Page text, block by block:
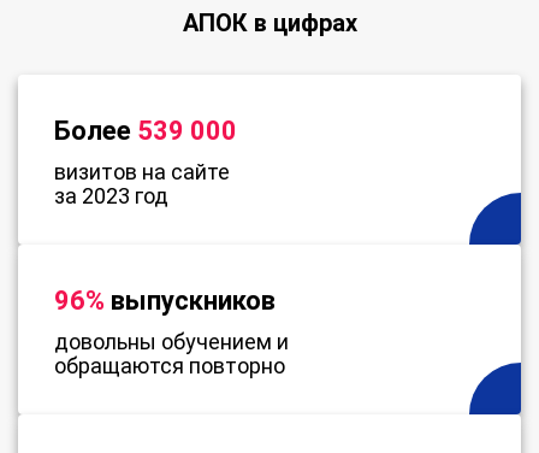
АПОК в цифрах
Более 539 000
визитов на сайте
за 2023 год
96% выпускников
довольны обучением и
обращаются повторно